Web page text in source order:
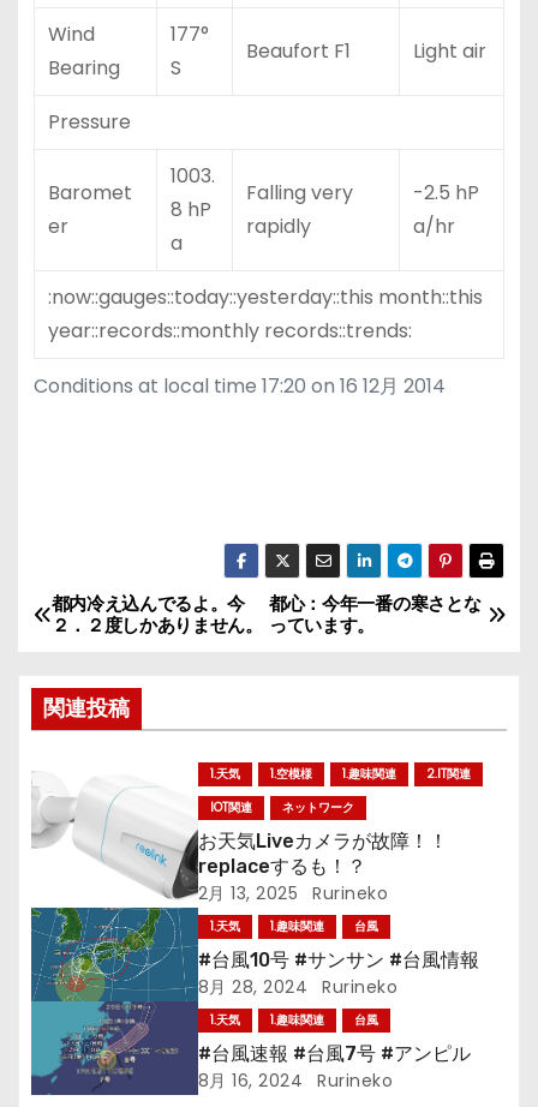
Conditions at local time 17:20 on 16 12月 2014
Wind
Bearing
177°
S
Beaufort F1 Light air
Pressure
Baromet
er
1003.
8 hP
a
Falling very
rapidly
-2.5 hP
a/hr
:now::gauges::today::yesterday::this month::this
year::records::monthly records::trends:
投
ナ
ビ
ゲ
シ
ョ
ン
都心：今年一番の寒さとな
っています。
都内冷え込んでるよ。今
２．２度しかありません。
関連投稿
1.天気 1.空模様 1.趣味関連
2.IT関連
IOT関連
ネットワーク
お天気Liveカメラが故障！！
replaceするも！？
2月 13, 2025 Rurineko
1.天気 1.趣味関連 台風
#台風10号 #サンサン #台風情報
8月 28, 2024 Rurineko
1.天気 1.趣味関連 台風
#台風速報 #台風7号 #アンピル
8月 16, 2024 Rurineko